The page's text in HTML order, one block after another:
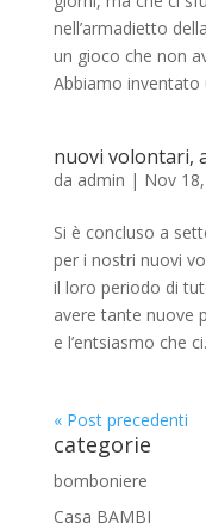
nell’armadietto
un gioco che non
Abbiamo inventato
nuovi volontari,
da admin | Nov
Si è concluso a
per i nostri nuovi
il loro periodo di
avere tante nuove
e l’entsiasmo che
« Post precedenti
categorie
bomboniere
Casa BAMBI